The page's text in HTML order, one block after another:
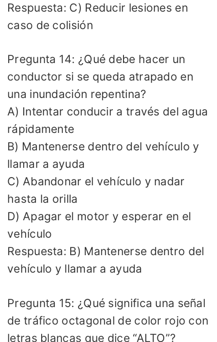
Respuesta: C) Reducir lesiones en
caso de colisión
Pregunta 14: ¿Qué debe hacer un
conductor si se queda atrapado en
una inundación repentina?
A) Intentar conducir a través del agua
rápidamente
B) Mantenerse dentro del vehículo y
llamar a ayuda
C) Abandonar el vehículo y nadar
hasta la orilla
D) Apagar el motor y esperar en el
vehículo
Respuesta: B) Mantenerse dentro del
vehículo y llamar a ayuda
Pregunta 15: ¿Qué significa una señal
de tráfico octagonal de color rojo con
letras blancas que dice “ALTO”?